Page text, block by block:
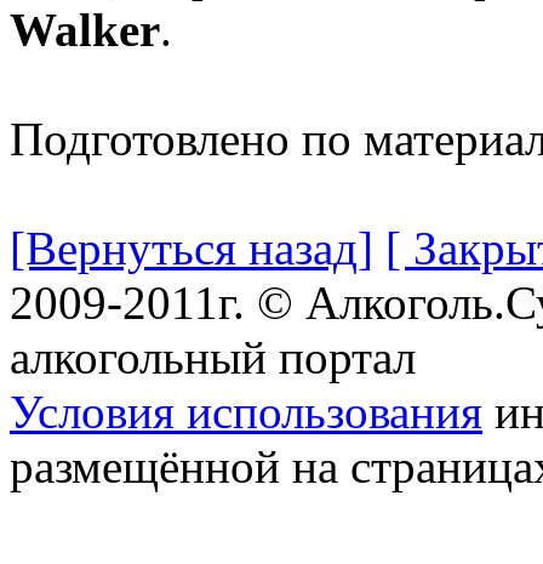
Walker.
Подготовлено по
[Вернуться назад] [
2009-2011г. ©
алкогольный портал
Условия использования
размещённой на